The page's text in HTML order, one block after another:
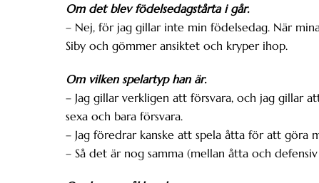
Om det blev födelsedagstårta i går.
– Nej, för jag gillar inte min födelsedag. När
Siby och gömmer ansiktet och kryper ihop.
Om vilken spelartyp han är.
– Jag gillar verkligen att försvara, och jag gillar
sexa och bara försvara.
– Jag föredrar kanske att spela åtta för att göra
– Så det är nog samma (mellan åtta och